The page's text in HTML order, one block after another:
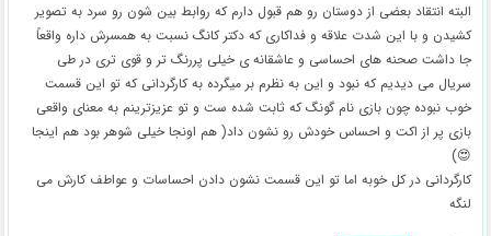
البته انتقاد بعضی از دوستان رو هم قبول دارم که روابط بین شون رو سرد به تصویر
کشیدن و با این شدت علاقه و فداکاری که دکتر کانگ نسبت به همسرش داره واقعاً
جا داشت صحنه های احساسی و عاشقانه ی خیلی پررنگ تر و قوی تری در طی
سریال می دیدیم که نبود و این به نظرم بر میگرده به کارگردانی که تو این قسمت
خوب نبوده چون بازی نام گونگ که ثابت شده ست و تو عزیزترینم به معنای واقعی
بازی پر از اکت و احساس خودش رو نشون داد( هم اونجا خیلی شوهر بود هم اینجا
😍)
کارگردانی در کل خوبه اما تو این قسمت نشون دادن احساسات و عواطف کارش می
لنگه